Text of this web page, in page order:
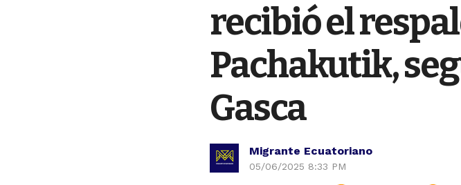
recibió el
Pachakutik,
Gasca
Migrante Ecuatoriano
05/06/2025 8:33 PM